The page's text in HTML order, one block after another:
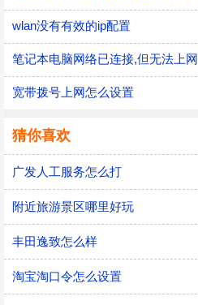
wlan没有有效的ip配置
笔记本电脑网络已连接,但无法上网
宽带拨号上网怎么设置
猜你喜欢
广发人工服务怎么打
附近旅游景区哪里好玩
丰田逸致怎么样
淘宝淘口令怎么设置